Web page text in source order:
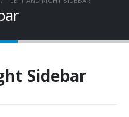
Sidebar